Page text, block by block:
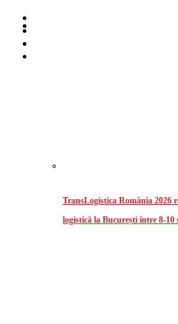
TransLogistica România 2026
logistică la București între 8-10